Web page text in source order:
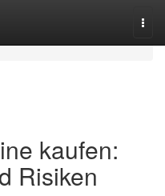
kaufen:
Risiken